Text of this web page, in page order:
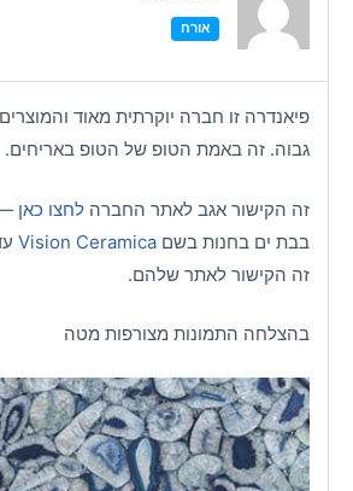
אורח
פיאנדרה זו חברה יוקרתית מאוד
גבוה. זה באמת הטופ של הטופ באריחים.
זה הקישור אגב לאתר החברה לחצו כאן
בבת ים בחנות בשם Vision Ceramica
זה הקישור לאתר שלהם.
בהצלחה התמונות מצורפות מטה